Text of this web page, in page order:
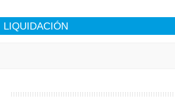
LIQUIDACIÓN